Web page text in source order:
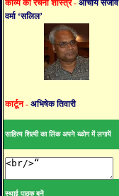
काव्य का रचना शास्त्र - आचार्य संजीव
वर्मा ‘सलिल’
कार्टून - अभिषेक तिवारी
साहित्य शिल्पी का लिंक अपने ब्ळोग में लगायें
स्थाई पाठक बनें